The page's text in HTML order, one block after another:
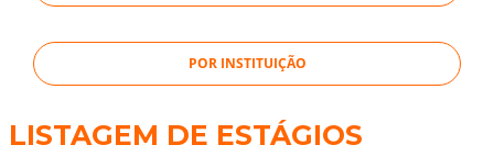
POR INSTITUIÇÃO
LISTAGEM DE ESTÁGIOS